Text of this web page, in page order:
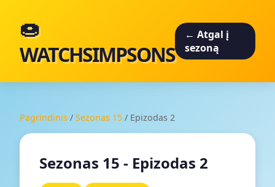
🍩
WATCHSIMPSONS
← Atgal į
sezoną
Pagrindinis / Sezonas 15 / Epizodas 2
Sezonas 15 - Epizodas 2